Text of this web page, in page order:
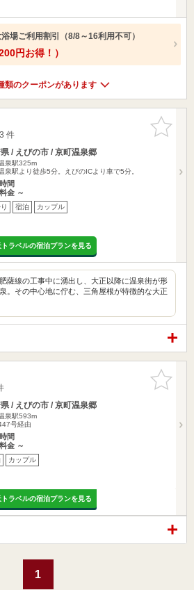
場ご利用割引（8/8～16利用不可）
円お得！）
類のクーポンがあります
お気に入
りに追加
件
/ えびの市 / 京町温泉郷
泉駅325m
泉駅より徒歩5分。えびのICより車で5分。
間
金 ～
宿泊 カップル
トラベルの宿泊プランを見る
薩線の工事中に湧出し、大正以降に温泉街が形
。その中心地に佇む、三角屋根が特徴的な大正
お気に入
りに追加
/ えびの市 / 京町温泉郷
泉駅593m
号経由
間
金 ～
カップル
トラベルの宿泊プランを見る
1